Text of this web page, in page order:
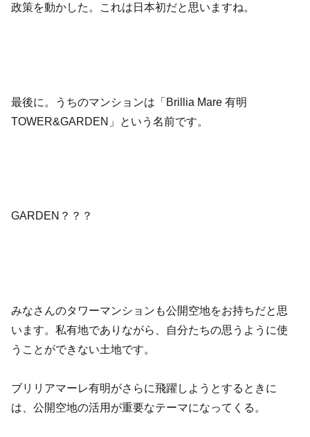
政策を動かした。これは日本初だと思いますね。
最後に。うちのマンションは「Brillia Mare 有明
TOWER&GARDEN」という名前です。
GARDEN？？？
みなさんのタワーマンションも公開空地をお持ちだと思
います。私有地でありながら、自分たちの思うように使
うことができない土地です。
ブリリアマーレ有明がさらに飛躍しようとするときに
は、公開空地の活用が重要なテーマになってくる。